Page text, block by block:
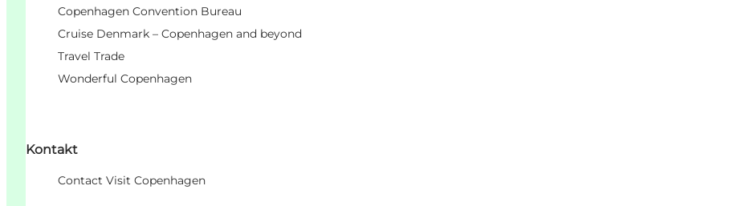
Copenhagen Convention Bureau
Cruise Denmark – Copenhagen and beyond
Travel Trade
Wonderful Copenhagen
Kontakt
Contact Visit Copenhagen